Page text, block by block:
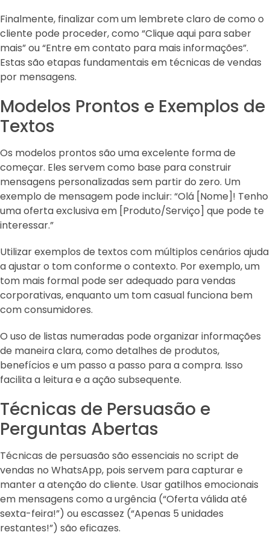
Finalmente, finalizar com um lembrete claro de como o
cliente pode proceder, como “Clique aqui para saber
mais” ou “Entre em contato para mais informações”.
Estas são etapas fundamentais em técnicas de vendas
por mensagens.
Modelos Prontos e Exemplos de
Textos
Os modelos prontos são uma excelente forma de
começar. Eles servem como base para construir
mensagens personalizadas sem partir do zero. Um
exemplo de mensagem pode incluir: “Olá [Nome]! Tenho
uma oferta exclusiva em [Produto/Serviço] que pode te
interessar.”
Utilizar exemplos de textos com múltiplos cenários ajuda
a ajustar o tom conforme o contexto. Por exemplo, um
tom mais formal pode ser adequado para vendas
corporativas, enquanto um tom casual funciona bem
com consumidores.
O uso de listas numeradas pode organizar informações
de maneira clara, como detalhes de produtos,
benefícios e um passo a passo para a compra. Isso
facilita a leitura e a ação subsequente.
Técnicas de Persuasão e
Perguntas Abertas
Técnicas de persuasão são essenciais no script de
vendas no WhatsApp, pois servem para capturar e
manter a atenção do cliente. Usar gatilhos emocionais
em mensagens como a urgência (“Oferta válida até
sexta-feira!”) ou escassez (“Apenas 5 unidades
restantes!”) são eficazes.